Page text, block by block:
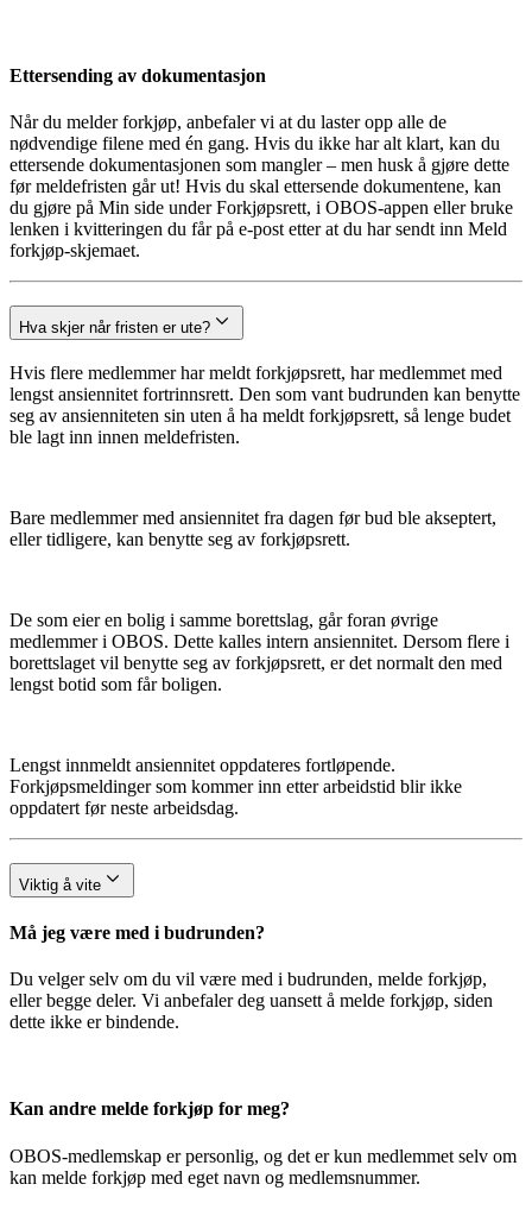
Ettersending av dokumentasjon
Når du melder forkjøp, anbefaler vi at du laster opp alle de
nødvendige filene med én gang. Hvis du ikke har alt klart, kan du
ettersende dokumentasjonen som mangler – men husk å gjøre dette
før meldefristen går ut! Hvis du skal ettersende dokumentene, kan
du gjøre på Min side under Forkjøpsrett, i OBOS-appen eller bruke
lenken i kvitteringen du får på e-post etter at du har sendt inn Meld
forkjøp-skjemaet.
Hva skjer når fristen er ute?
Hvis flere medlemmer har meldt forkjøpsrett, har medlemmet med
lengst ansiennitet fortrinnsrett. Den som vant budrunden kan benytte
seg av ansienniteten sin uten å ha meldt forkjøpsrett, så lenge budet
ble lagt inn innen meldefristen.
Bare medlemmer med ansiennitet fra dagen før bud ble akseptert,
eller tidligere, kan benytte seg av forkjøpsrett.
De som eier en bolig i samme borettslag, går foran øvrige
medlemmer i OBOS. Dette kalles intern ansiennitet. Dersom flere i
borettslaget vil benytte seg av forkjøpsrett, er det normalt den med
lengst botid som får boligen.
Lengst innmeldt ansiennitet oppdateres fortløpende.
Forkjøpsmeldinger som kommer inn etter arbeidstid blir ikke
oppdatert før neste arbeidsdag.
Viktig å vite
Må jeg være med i budrunden?
Du velger selv om du vil være med i budrunden, melde forkjøp,
eller begge deler. Vi anbefaler deg uansett å melde forkjøp, siden
dette ikke er bindende.
Kan andre melde forkjøp for meg?
OBOS-medlemskap er personlig, og det er kun medlemmet selv om
kan melde forkjøp med eget navn og medlemsnummer.